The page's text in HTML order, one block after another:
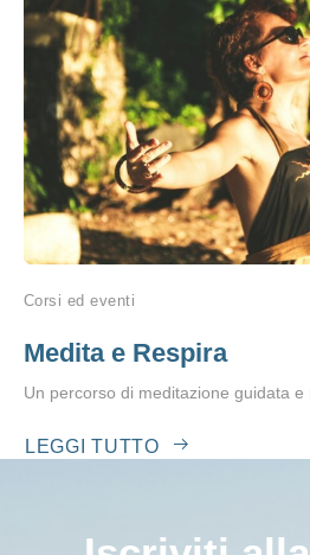
Corsi ed eventi
Medita e Respira
Un percorso di meditazione guidata e
LEGGI TUTTO